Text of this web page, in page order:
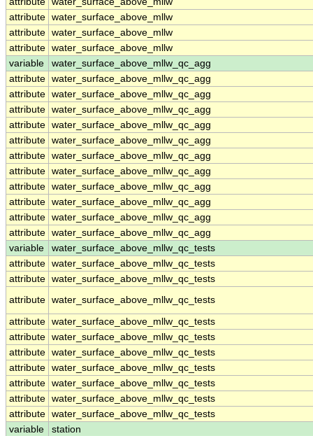
attribute water_surface_above_mllw
attribute water_surface_above_mllw
attribute water_surface_above_mllw
variable
water_surface_above_mllw_qc_agg
attribute water_surface_above_mllw_qc_agg
attribute water_surface_above_mllw_qc_agg
attribute water_surface_above_mllw_qc_agg
attribute water_surface_above_mllw_qc_agg
attribute water_surface_above_mllw_qc_agg
attribute water_surface_above_mllw_qc_agg
attribute water_surface_above_mllw_qc_agg
attribute water_surface_above_mllw_qc_agg
attribute water_surface_above_mllw_qc_agg
attribute water_surface_above_mllw_qc_agg
attribute water_surface_above_mllw_qc_agg
variable
water_surface_above_mllw_qc_tests
attribute water_surface_above_mllw_qc_tests
attribute water_surface_above_mllw_qc_tests
attribute water_surface_above_mllw_qc_tests
attribute water_surface_above_mllw_qc_tests
attribute water_surface_above_mllw_qc_tests
attribute water_surface_above_mllw_qc_tests
attribute water_surface_above_mllw_qc_tests
attribute water_surface_above_mllw_qc_tests
attribute water_surface_above_mllw_qc_tests
attribute water_surface_above_mllw_qc_tests
variable
station